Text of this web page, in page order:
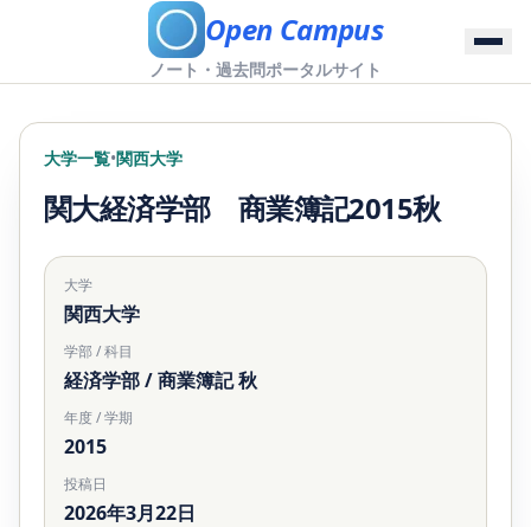
Open Campus
ノート・過去問ポータルサイト
大学一覧•関西大学
関大経済学部 商業簿記2015秋
大学
関西大学
学部 / 科目
経済学部 / 商業簿記 秋
年度 / 学期
2015
投稿日
2026年3月22日